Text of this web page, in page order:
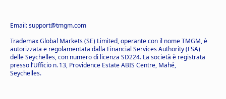
Email: support@tmgm.com
Trademax Global Markets (SE) Limited, operante con il nome TMGM, è
autorizzata e regolamentata dalla Financial Services Authority (FSA)
delle Seychelles, con numero di licenza SD224. La società è registrata
presso l’Ufficio n. 13, Providence Estate ABIS Centre, Mahé,
Seychelles.